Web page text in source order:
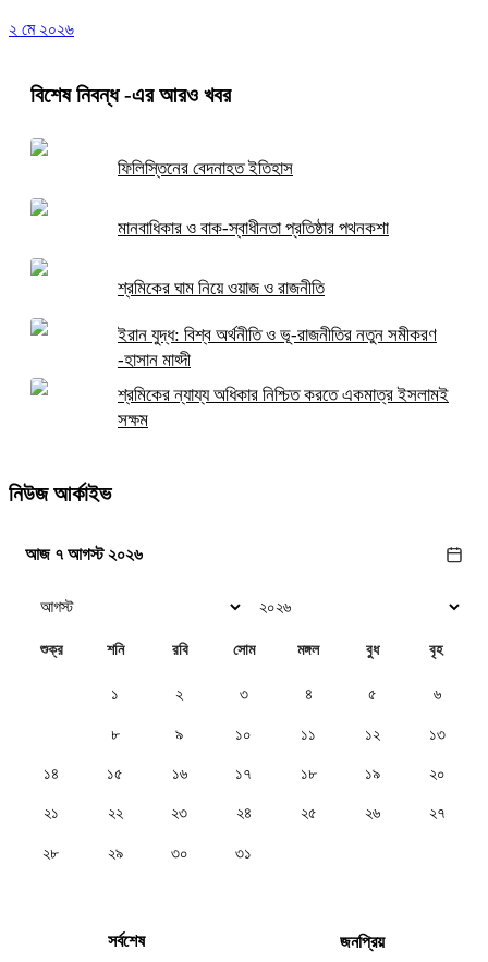
২ মে ২০২৬
বিশেষ নিবন্ধ-এর আরও খবর
ফিলিস্তিনের বেদনাহত ইতিহাস
মানবাধিকার ও বাক-স্বাধীনতা প্রতিষ্ঠার পথনকশা
শ্রমিকের ঘাম নিয়ে ওয়াজ ও রাজনীতি
ইরান যুদ্ধ: বিশ্ব অর্থনীতি ও ভূ-রাজনীতির নতুন সমীকরণ
-হাসান মাহ্দী
শ্রমিকের ন্যায্য অধিকার নিশ্চিত করতে একমাত্র ইসলামই
সক্ষম
নিউজ আর্কাইভ
আজ ৭ আগস্ট ২০২৬
শুক্র শনি রবি সোম মঙ্গল বুধ বৃহ
১ ২ ৩ ৪ ৫ ৬
৮ ৯ ১০ ১১ ১২ ১৩
১৪ ১৫ ১৬ ১৭ ১৮ ১৯ ২০
২১ ২২ ২৩ ২৪ ২৫ ২৬ ২৭
২৮ ২৯ ৩০ ৩১
সর্বশেষ জনপ্রিয়